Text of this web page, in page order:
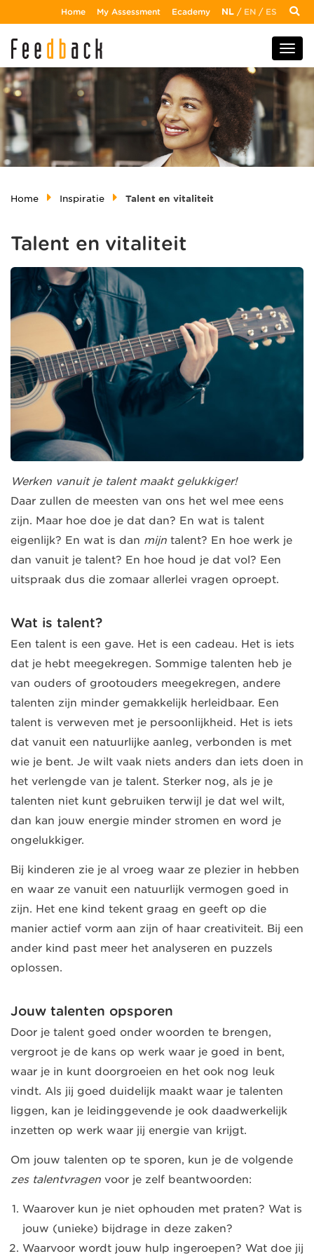
Home My Assessment Ecademy NL / EN / ES
Home Inspiratie Talent en vitaliteit
Talent en vitaliteit
Werken vanuit je talent maakt gelukkiger!
Daar zullen de meesten van ons het wel mee eens
zijn. Maar hoe doe je dat dan? En wat is talent
eigenlijk? En wat is dan mijn talent? En hoe werk je
dan vanuit je talent? En hoe houd je dat vol? Een
uitspraak dus die zomaar allerlei vragen oproept.
Wat is talent?
Een talent is een gave. Het is een cadeau. Het is iets
dat je hebt meegekregen. Sommige talenten heb je
van ouders of grootouders meegekregen, andere
talenten zijn minder gemakkelijk herleidbaar. Een
talent is verweven met je persoonlijkheid. Het is iets
dat vanuit een natuurlijke aanleg, verbonden is met
wie je bent. Je wilt vaak niets anders dan iets doen in
het verlengde van je talent. Sterker nog, als je je
talenten niet kunt gebruiken terwijl je dat wel wilt,
dan kan jouw energie minder stromen en word je
ongelukkiger.
Bij kinderen zie je al vroeg waar ze plezier in hebben
en waar ze vanuit een natuurlijk vermogen goed in
zijn. Het ene kind tekent graag en geeft op die
manier actief vorm aan zijn of haar creativiteit. Bij een
ander kind past meer het analyseren en puzzels
oplossen.
Jouw talenten opsporen
Door je talent goed onder woorden te brengen,
vergroot je de kans op werk waar je goed in bent,
waar je in kunt doorgroeien en het ook nog leuk
vindt. Als jij goed duidelijk maakt waar je talenten
liggen, kan je leidinggevende je ook daadwerkelijk
inzetten op werk waar jij energie van krijgt.
Om jouw talenten op te sporen, kun je de volgende
zes talentvragen voor je zelf beantwoorden:
Waarover kun je niet ophouden met praten? Wat is
jouw (unieke) bijdrage in deze zaken?
Waarvoor wordt jouw hulp ingeroepen? Wat doe jij